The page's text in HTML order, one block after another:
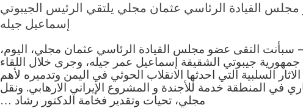
القيادة الرئاسي عثمان مجلي يلتقي الرئيس الجيبوتي
إسماعيل جيله
سبأنت التقى عضو مجلس القيادة الرئاسي عثمان مجلي، اليوم،
جيبوتي الشقيقة إسماعيل عمر جيله، وجرى خلال اللقاء
السلبية التي احدثها الانقلاب الحوثي في اليمن وتدميره لأهم
في المنطقة خدمة للأجندة و المشروع الإيراني الارهابي. ونقل
مجلي، تحيات وتقدير فخامة الدكتور رشاد …